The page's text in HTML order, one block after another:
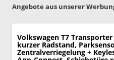
Angebote aus unserer
Volkswagen T7 Transporter
kurzer Radstand,
Zentralverriegelung +